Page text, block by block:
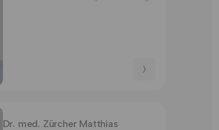
Dr. med. Zürcher Matthias